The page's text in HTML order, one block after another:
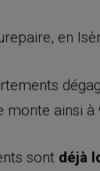
en
monte ainsi à
sont déjà